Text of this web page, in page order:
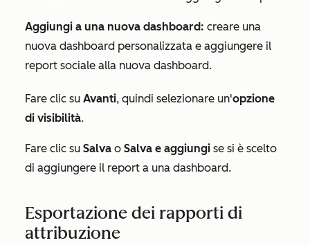
Aggiungi a una nuova dashboard: creare una
nuova dashboard personalizzata e aggiungere il
report sociale alla nuova dashboard.
Fare clic su Avanti, quindi selezionare un'opzione
di visibilità.
Fare clic su Salva o Salva e aggiungi se si è scelto
di aggiungere il report a una dashboard.
Esportazione dei rapporti di
attribuzione